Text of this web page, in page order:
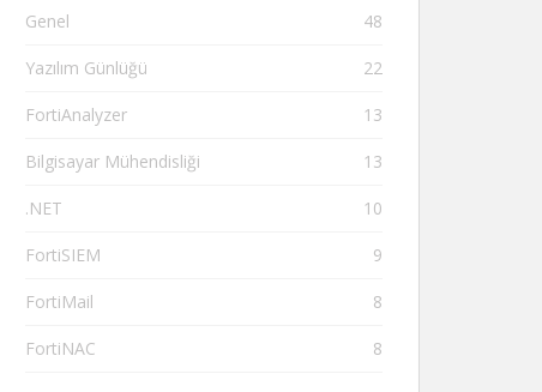
Genel 48
Yazılım Günlüğü 22
FortiAnalyzer 13
Bilgisayar Mühendisliği 13
.NET 10
FortiSIEM 9
FortiMail 8
FortiNAC 8